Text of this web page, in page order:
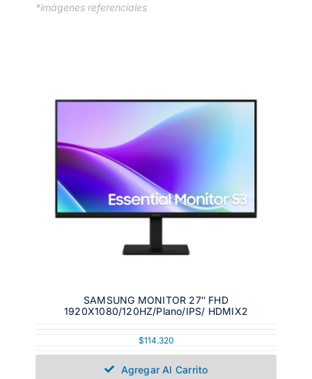
*imágenes referenciales
SAMSUNG MONITOR 27″ FHD
1920X1080/120HZ/Plano/IPS/ HDMIX2
$114.320
Agregar Al Carrito